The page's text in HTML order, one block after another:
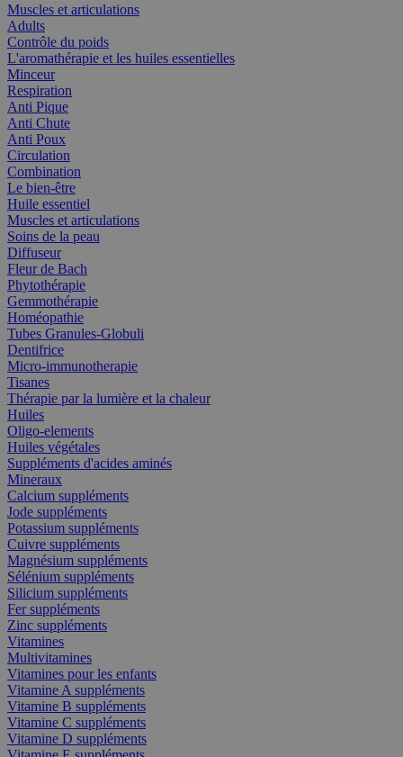
Muscles et articulations
Adults
Contrôle du poids
L'aromathérapie et les huiles essentielles
Minceur
Respiration
Anti Pique
Anti Chute
Anti Poux
Circulation
Combination
Le bien-être
Huile essentiel
Muscles et articulations
Soins de la peau
Diffuseur
Fleur de Bach
Phytothérapie
Gemmothérapie
Homéopathie
Tubes Granules-Globuli
Dentifrice
Micro-immunotherapie
Tisanes
Thérapie par la lumière et la chaleur
Huiles
Oligo-elements
Huiles végétales
Suppléments d'acides aminés
Mineraux
Calcium suppléments
Jode suppléments
Potassium suppléments
Cuivre suppléments
Magnésium suppléments
Sélénium suppléments
Silicium suppléments
Fer suppléments
Zinc suppléments
Vitamines
Multivitamines
Vitamines pour les enfants
Vitamine A suppléments
Vitamine B suppléments
Vitamine C suppléments
Vitamine D suppléments